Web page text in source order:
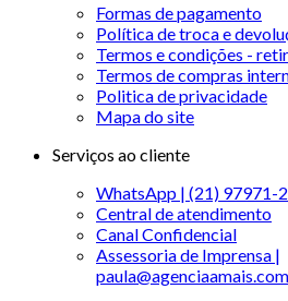
Formas de pagamento
Política de troca e
Termos e condições -
Termos de compras
Politica de privacidade
Mapa do site
Serviços ao cliente
WhatsApp | (21) 97971-
Central de atendimento
Canal Confidencial
Assessoria de Imprensa |